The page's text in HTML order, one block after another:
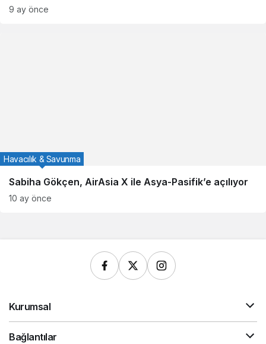
9 ay önce
Sabiha Gökçen, AirAsia X ile Asya-Pasifik’e açılıyor
Havacılık & Savunma
10 ay önce
Kurumsal
Bağlantılar